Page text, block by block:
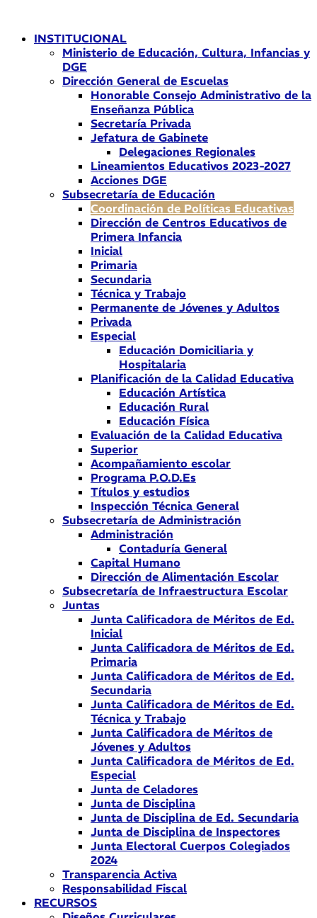
contenidoINSTITUCIONAL
Ministerio de Educación, Cultura, Infancias y
DGE
Dirección General de Escuelas
Honorable Consejo Administrativo de la
Enseñanza Pública
Secretaría Privada
Jefatura de Gabinete
Delegaciones Regionales
Lineamientos Educativos 2023-2027
Acciones DGE
Subsecretaría de Educación
Coordinación de Políticas Educativas
Dirección de Centros Educativos de
Primera Infancia
Inicial
Primaria
Secundaria
Técnica y Trabajo
Permanente de Jóvenes y Adultos
Privada
Especial
Educación Domiciliaria y
Hospitalaria
Planificación de la Calidad Educativa
Educación Artística
Educación Rural
Educación Física
Evaluación de la Calidad Educativa
Superior
Acompañamiento escolar
Programa P.O.D.Es
Títulos y estudios
Inspección Técnica General
Subsecretaría de Administración
Administración
Contaduría General
Capital Humano
Dirección de Alimentación Escolar
Subsecretaría de Infraestructura Escolar
Juntas
Junta Calificadora de Méritos de Ed.
Inicial
Junta Calificadora de Méritos de Ed.
Primaria
Junta Calificadora de Méritos de Ed.
Secundaria
Junta Calificadora de Méritos de Ed.
Técnica y Trabajo
Junta Calificadora de Méritos de
Jóvenes y Adultos
Junta Calificadora de Méritos de Ed.
Especial
Junta de Celadores
Junta de Disciplina
Junta de Disciplina de Ed. Secundaria
Junta de Disciplina de Inspectores
Junta Electoral Cuerpos Colegiados
2024
Transparencia Activa
Responsabilidad Fiscal
RECURSOS